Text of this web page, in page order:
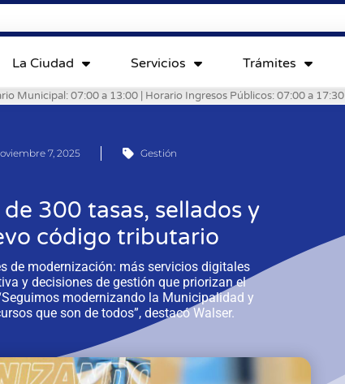
La Ciudad Servicios Trámites
Municipal: 07:00 a 13:00 | Horario Ingresos Públicos: 07:00 a 17:30
7, 2025 Gestión
300 tasas, sellados y
código tributario
de modernización: más servicios digitales
y decisiones de gestión que priorizan el
modernizando la Municipalidad y
que son de todos”, destacó Walser.